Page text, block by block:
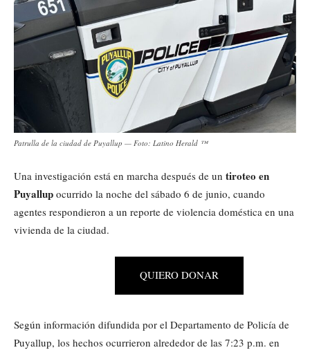
Patrulla de la ciudad de Puyallup — Foto: Latino Herald ™
Una investigación está en marcha después de un tiroteo en
Puyallup ocurrido la noche del sábado 6 de junio, cuando
agentes respondieron a un reporte de violencia doméstica en una
vivienda de la ciudad.
QUIERO DONAR
Según información difundida por el Departamento de Policía de
Puyallup, los hechos ocurrieron alrededor de las 7:23 p.m. en